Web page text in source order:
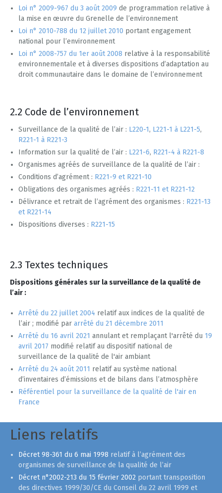
Loi n° 2009-967 du 3 août 2009 de programmation relative à
la mise en œuvre du Grenelle de l’environnement
Loi n° 2010-788 du 12 juillet 2010 portant engagement
national pour l’environnement
Loi n° 2008-757 du 1er août 2008 relative à la responsabilité
environnementale et à diverses dispositions d’adaptation au
droit communautaire dans le domaine de l’environnement
2.2 Code de l’environnement
Surveillance de la qualité de l’air : L220-1, L221-1 à L221-5,
R221-1 à R221-3
Information sur la qualité de l’air : L221-6, R221-4 à R221-8
Organismes agréés de surveillance de la qualité de l’air :
Conditions d’agrément : R221-9 et R221-10
Obligations des organismes agréés : R221-11 et R221-12
Délivrance et retrait de l’agrément des organismes : R221-13
et R221-14
Dispositions diverses : R221-15
2.3 Textes techniques
Dispositions générales sur la surveillance de la qualité de
l’air :
Arrêté du 22 juillet 2004 relatif aux indices de la qualité de
l’air ; modifié par arrêté du 21 décembre 2011
Arrêté du 16 avril 2021 annulant et remplaçant l'arrêté du 19
avril 2017 modifié relatif au dispositif national de
surveillance de la qualité de l'air ambiant
Arrêté du 24 août 2011 relatif au système national
d’inventaires d’émissions et de bilans dans l’atmosphère
Référentiel pour la surveillance de la qualité de l'air en
France
Liens relatifs
Décret 98-361 du 6 mai 1998 relatif à l’agrément des
organismes de surveillance de la qualité de l’air
Décret n°2002-213 du 15 février 2002portant transposition
des directives 1999/30/CE du Conseil du 22 avril 1999 et